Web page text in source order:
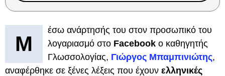
Μ
έσω ανάρτησής του στον προσωπικό του
λογαριασμό στο Facebook ο καθηγητής
Γλωσσολογίας, Γιώργος Μπαμπινιώτης,
αναφέρθηκε σε ξένες λέξεις που έχουν ελληνικές